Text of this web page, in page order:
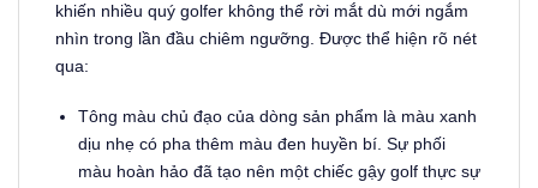
khiến nhiều quý golfer không thể rời mắt dù mới ngắm
nhìn trong lần đầu chiêm ngưỡng. Được thể hiện rõ nét
qua:
Tông màu chủ đạo của dòng sản phẩm là màu xanh
dịu nhẹ có pha thêm màu đen huyền bí. Sự phối
màu hoàn hảo đã tạo nên một chiếc gậy golf thực sự